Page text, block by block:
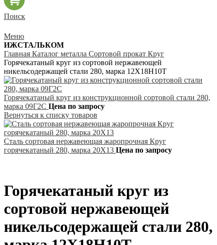
Поиск
Меню
ИЖСТАЛЬКОМ
Главная Каталог металла Сортовой прокат Круг
Горячекатаный круг из сортовой нержавеющей
никельсодержащей стали 280, марка 12Х18Н10Т
Горячекатаный круг из конструкционной сортовой стали 280,
марка 09Г2С Цена по запросу
Вернуться к списку товаров
Сталь сортовая нержавеющая жаропрочная Круг
горячекатаный 280, марка 20Х13 Цена по запросу
Горячекатаный круг из
сортовой нержавеющей
никельсодержащей стали 280,